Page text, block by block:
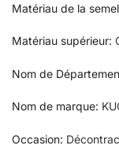
Matériau de la
Matériau supérieur:
Nom de
Nom de marque:
Occasion: